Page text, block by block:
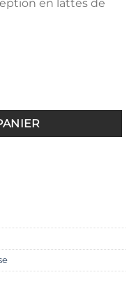
en lattes de
Club Sport